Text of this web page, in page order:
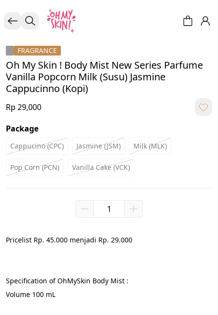
FRAGRANCE
Oh My Skin ! Body Mist New Series Parfume
Vanilla Popcorn Milk (Susu) Jasmine
Cappucinno (Kopi)
Rp 29,000
Package
Cappucino (CPC) Jasmine (JSM) Milk (MLK)
Pop Corn (PCN) Vanilla Cake (VCK)
Pricelist Rp. 45.000 menjadi Rp. 29.000
Specification of OhMySkin Body Mist :
Volume 100 mL